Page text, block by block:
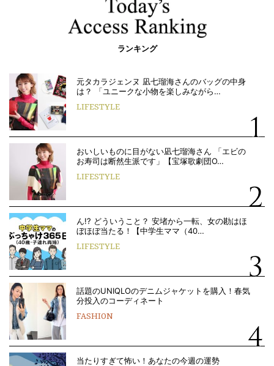
ランキング
元タカラジェンヌ 凪七瑠海さんのバッグの中身
は？ 「ユニークな小物を楽しみながら…
LIFESTYLE
おいしいものに目がない凪七瑠海さん 「エビの
お寿司は断然生派です」【宝塚歌劇団O…
LIFESTYLE
ん!? どういうこと？ 安堵から一転、女の勘はほ
ぼほぼ当たる！【中学生ママ（40…
LIFESTYLE
話題のUNIQLOのデニムジャケットを購入！春気
分投入のコーディネート
FASHION
当たりすぎて怖い！あなたの今週の運勢